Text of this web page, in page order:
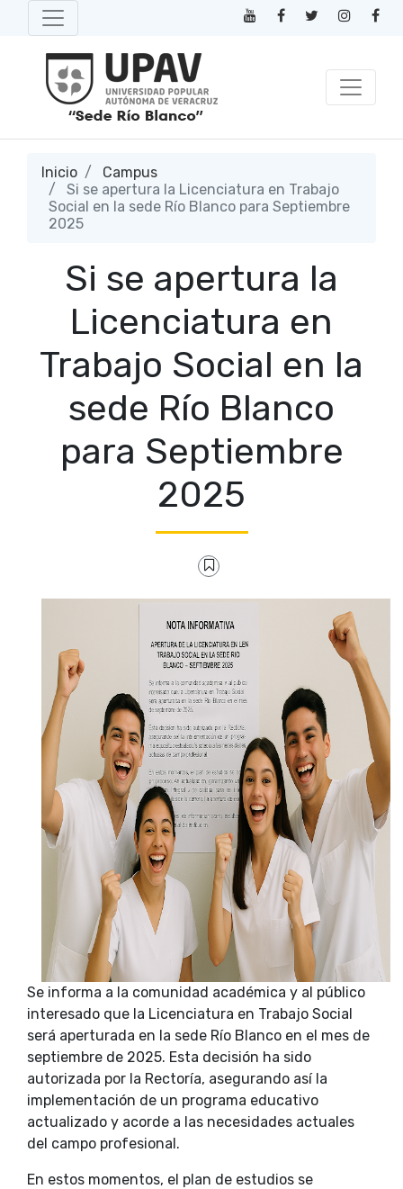
Inicio
Campus
Si se apertura la Licenciatura en Trabajo
Social en la sede Río Blanco para Septiembre
2025
Si se apertura la
Licenciatura en
Trabajo Social en la
sede Río Blanco
para Septiembre
2025
Se informa a la comunidad académica y al público
interesado que la Licenciatura en Trabajo Social
será aperturada en la sede Río Blanco en el mes de
septiembre de 2025. Esta decisión ha sido
autorizada por la Rectoría, asegurando así la
implementación de un programa educativo
actualizado y acorde a las necesidades actuales
del campo profesional.
En estos momentos, el plan de estudios se